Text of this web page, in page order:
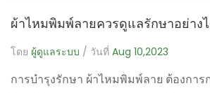
ผ้าไหมพิมพ์ลายควรดูแลรักษาอย่าง
โดย ผู้ดูแลระบบ / วันที่ Aug 10,2023
การบำรุงรักษา ผ้าไหมพิมพ์ลาย ต้องกา